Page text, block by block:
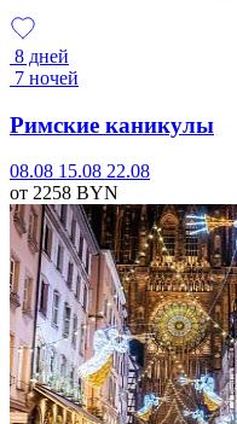
8 дней
7 ночей
Римские каникулы
08.08 15.08 22.08
от 2258 BYN